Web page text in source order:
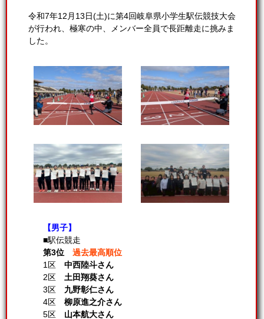
令和7年12月13日(土)に第4回岐阜県小学生駅伝競技大会
が行われ、極寒の中、メンバー全員で長距離走に挑みま
した。
【男子】
■駅伝競走
第3位
過去最高順位
1区 中西陸斗さん
2区 土田翔葵さん
3区 九野彰仁さん
4区 柳原進之介さん
5区 山本航大さん